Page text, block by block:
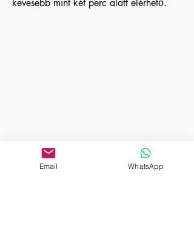
kevesebb mint két perc alatt elérhető.
Email WhatsApp